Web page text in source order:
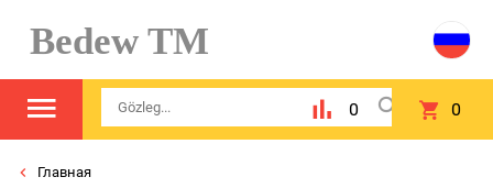
Bedew TM
0 0
Главная